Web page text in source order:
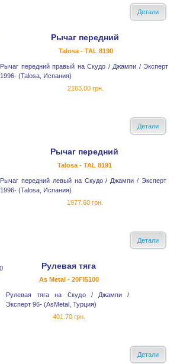
Детали
Рычаг передний
Talosa - TAL 8190
Рычаг передний правый на Скудо / Джампи / Эксперт
1996- (Talosa, Испания)
2163.00 грн.
Детали
Рычаг передний
Talosa - TAL 8191
Рычаг передний левый на Скудо / Джампи / Эксперт
1996- (Talosa, Испания)
1977.60 грн.
Детали
Рулевая тяга
As Metal - 20FI5100
Рулевая тяга на Скудо / Джампи /
Эксперт 96- (AsMetal, Турция)
401.70 грн.
Детали